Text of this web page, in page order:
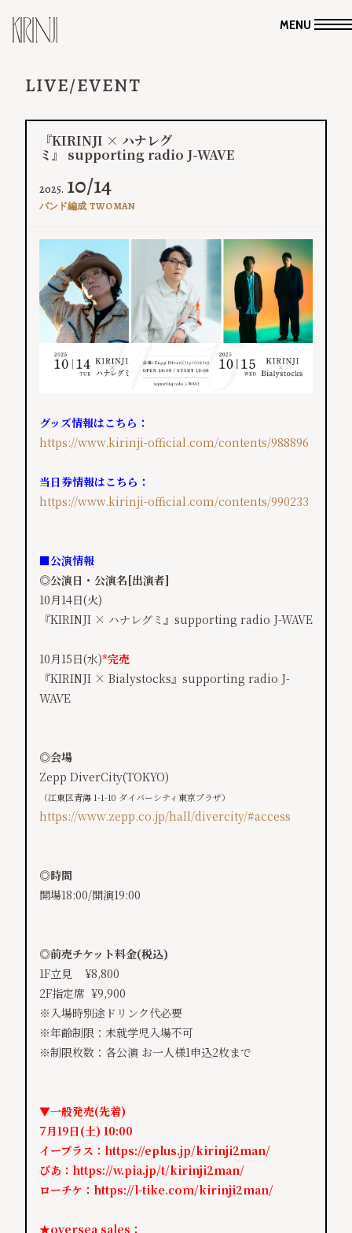
MENU
LIVE/EVENT
『KIRINJI × ハナレグ
ミ』 supporting radio J-WAVE
2025. 10/14
バンド編成 TWO MAN
グッズ情報はこちら：
https://www.kirinji-official.com/contents/988896
当日券情報はこちら：
https://www.kirinji-official.com/contents/990233
■公演情報
◎公演日・公演名[出演者]
10月14日(火)
『KIRINJI × ハナレグミ』supporting radio J-WAVE
10月15日(水)*完売
『KIRINJI × Bialystocks』supporting radio J-
WAVE
◎会場
Zepp DiverCity(TOKYO)
（江東区青海 1-1-10 ダイバーシティ東京プラザ）
https://www.zepp.co.jp/hall/divercity/#access
◎時間
開場18:00/開演19:00
◎前売チケット料金(税込)
1F立見 ¥8,800
2F指定席 ¥9,900
※入場時別途ドリンク代必要
※年齢制限：未就学児入場不可
※制限枚数：各公演 お一人様1申込2枚まで
▼一般発売(先着)
7月19日(土) 10:00
イープラス： https://eplus.jp/kirinji2man/
ぴあ： https://w.pia.jp/t/kirinji2man/
ローチケ： https://l-tike.com/kirinji2man/
★oversea sales：